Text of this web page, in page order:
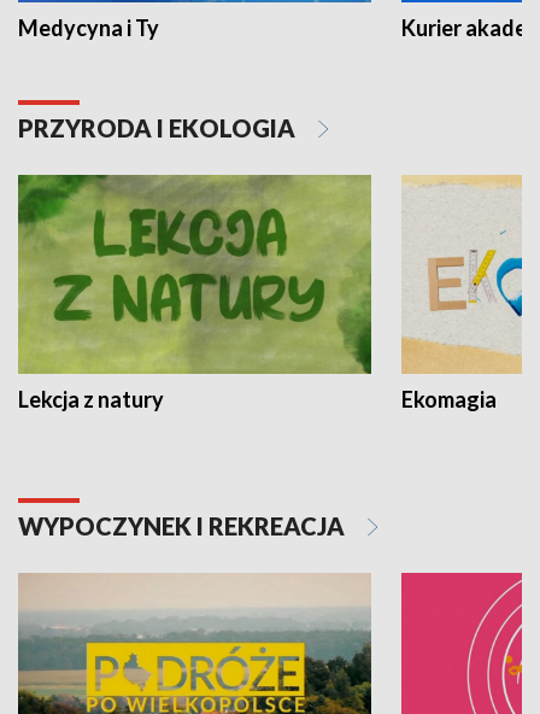
Medycyna i Ty Kurier
PRZYRODA I EKOLOGIA
Lekcja z natury Ekomagia
WYPOCZYNEK I REKREACJA